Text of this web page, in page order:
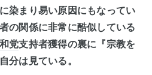
染まり易い原因にもなってい
の関係に非常に酷似している
党支持者獲得の裏に『宗教を
分は見ている。